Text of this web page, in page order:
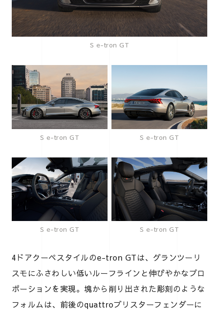
S e-tron GT
S e-tron GT S e-tron GT
S e-tron GT S e-tron GT
4ドアクーペスタイルのe-tron GTは、グランツーリ
スモにふさわしい低いルーフラインと伸びやかなプロ
ポーションを実現。塊から削り出された彫刻のような
フォルムは、前後のquattroブリスターフェンダーに